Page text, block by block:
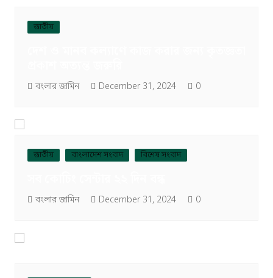
জাতীয়
বংলার জামিন December 31, 2024 0
জাতীয় বাংলাদেশ সংবাদ বিশেষ সংবাদ
বংলার জামিন December 31, 2024 0